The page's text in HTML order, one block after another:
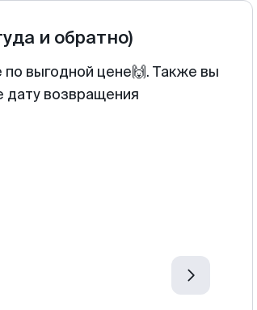
и обратно)
выгодной цене🙌. Также вы
дату возвращения